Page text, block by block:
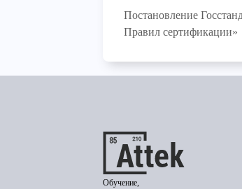
Постановление
Правил сертификации»
Обучение,